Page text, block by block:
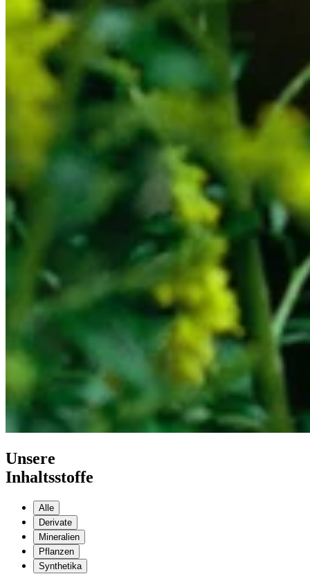
Unsere
Inhaltsstoffe
Alle
Derivate
Mineralien
Pflanzen
Synthetika